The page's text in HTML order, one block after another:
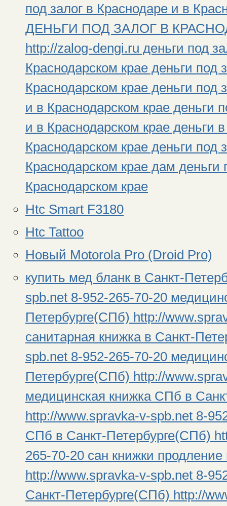
под залог в Краснодаре и в
ДЕНЬГИ ПОД ЗАЛОГ В
http://zalog-dengi.ru деньги под
Краснодарском крае деньги под
Краснодарском крае деньги
и в Краснодарском крае деньги
и в Краснодарском крае деньги
Краснодарском крае деньги под
Краснодарском крае дам деньги
Краснодарском крае
Htc Smart F3180
Htc Tattoo
Новый Motorola Pro (Droid Pro)
купить мед бланк в Санкт-
spb.net 8-952-265-70-20
Петербурге(СПб) http://
санитарная книжка в Санкт-
spb.net 8-952-265-70-20
Петербурге(СПб) http://
медицинская книжка СПб в
http://www.spravka-v-spb.net 8-
СПб в Санкт-Петербурге(СПб)
265-70-20 сан книжки
http://www.spravka-v-spb.net 8-
Санкт-Петербурге(СПб) http://